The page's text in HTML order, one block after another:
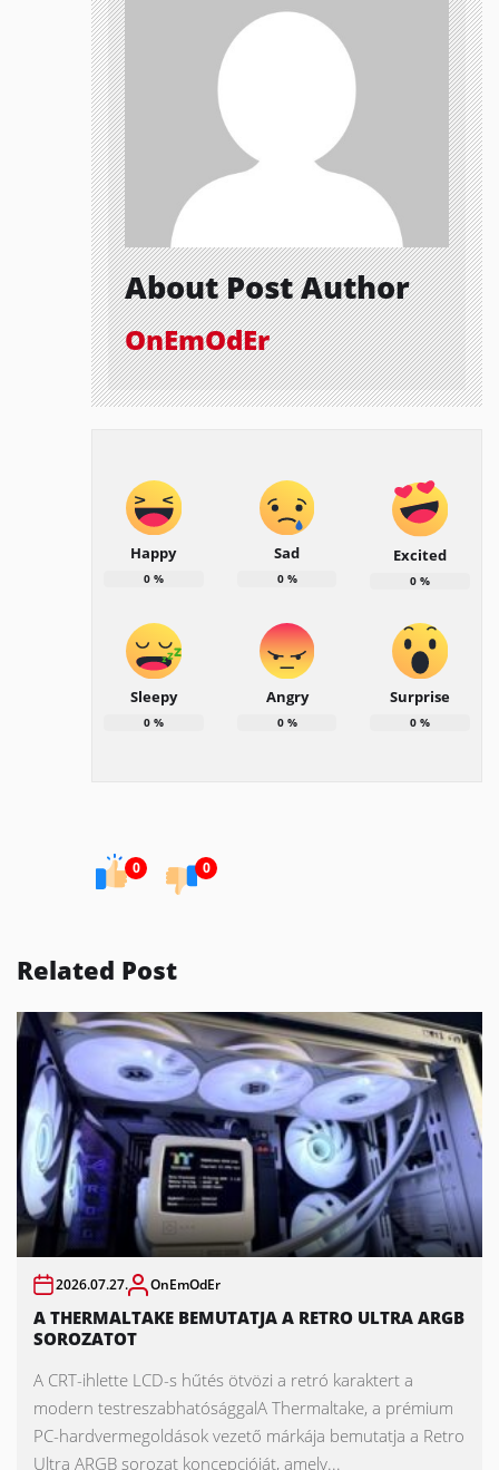
About Post Author
OnEmOdEr
Happy
0%
Sad
0%
Excited
0 %
Sleepy
0%
Angry
0%
Surprise
0 %
0 0
Related Post
2026.07.27. OnEmOdEr
A THERMALTAKE BEMUTATJA A RETRO ULTRA ARGB
SOROZATOT
A CRT-ihlette LCD-s hűtés ötvözi a retró karaktert a
modern testreszabhatósággalA Thermaltake, a prémium
PC-hardvermegoldások vezető márkája bemutatja a Retro
Ultra ARGB sorozat koncepcióját, amely...